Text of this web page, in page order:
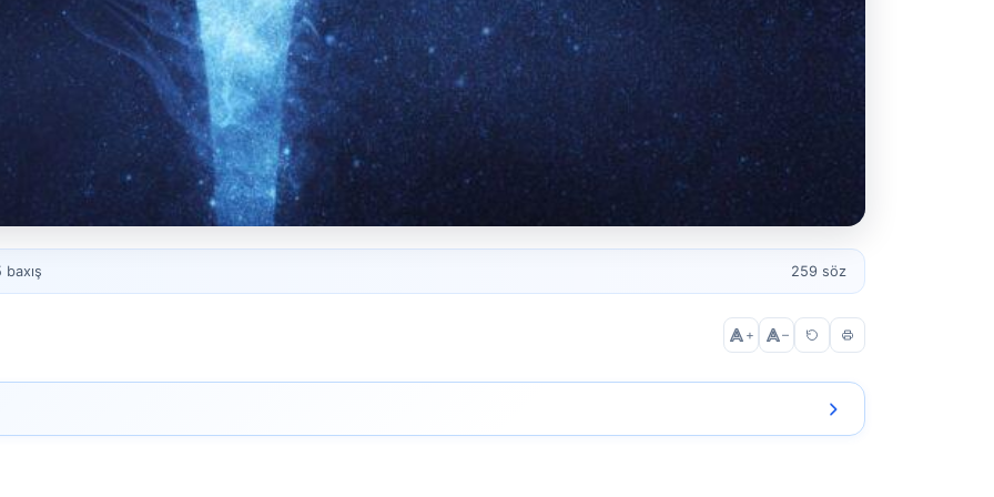
baxış 259 söz
+ –